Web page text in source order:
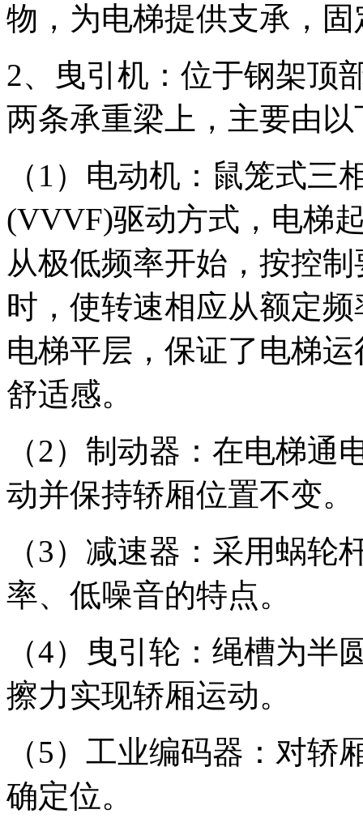
物，为电梯提供支承，
2、曳引机：位于钢架顶
两条承重梁上，主要由
（1）电动机：鼠笼式
(VVVF)驱动方式，电梯
从极低频率开始，按控
时，使转速相应从额定
电梯平层，保证了电梯
舒适感。
（2）制动器：在电梯
动并保持轿厢位置不变。
（3）减速器：采用蜗
率、低噪音的特点。
（4）曳引轮：绳槽为
擦力实现轿厢运动。
（5）工业编码器：对
确定位。